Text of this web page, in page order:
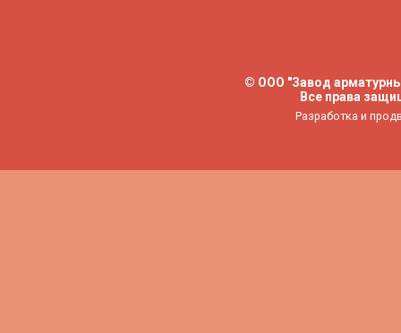
© ООО "Завод
Все права
Разработка и